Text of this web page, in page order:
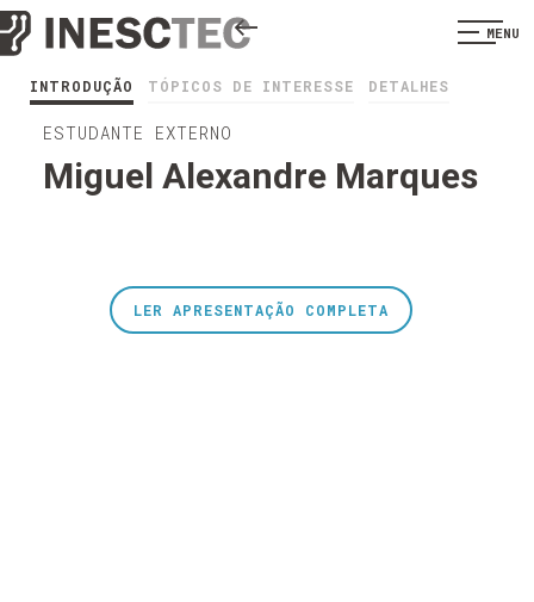
MENU
INTRODUÇÃO TÓPICOS DE INTERESSE DETALHES
ESTUDANTE EXTERNO
Miguel Alexandre Marques
LER APRESENTAÇÃO COMPLETA